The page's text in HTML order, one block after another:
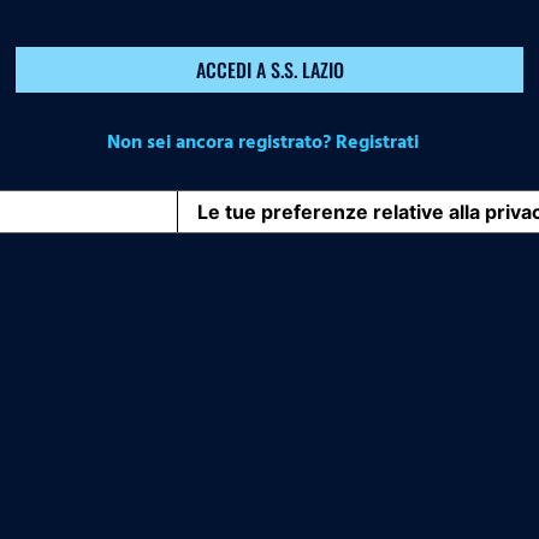
ACCEDI A S.S. LAZIO
Non sei ancora registrato? Registrati
Le tue preferenze relative alla